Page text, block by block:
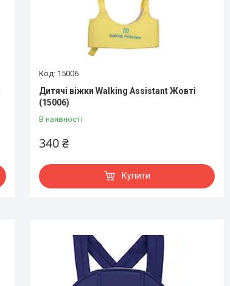
15006
Дитячі віжки Walking Assistant Жовті
(15006)
В наявності
340 ₴
Купити